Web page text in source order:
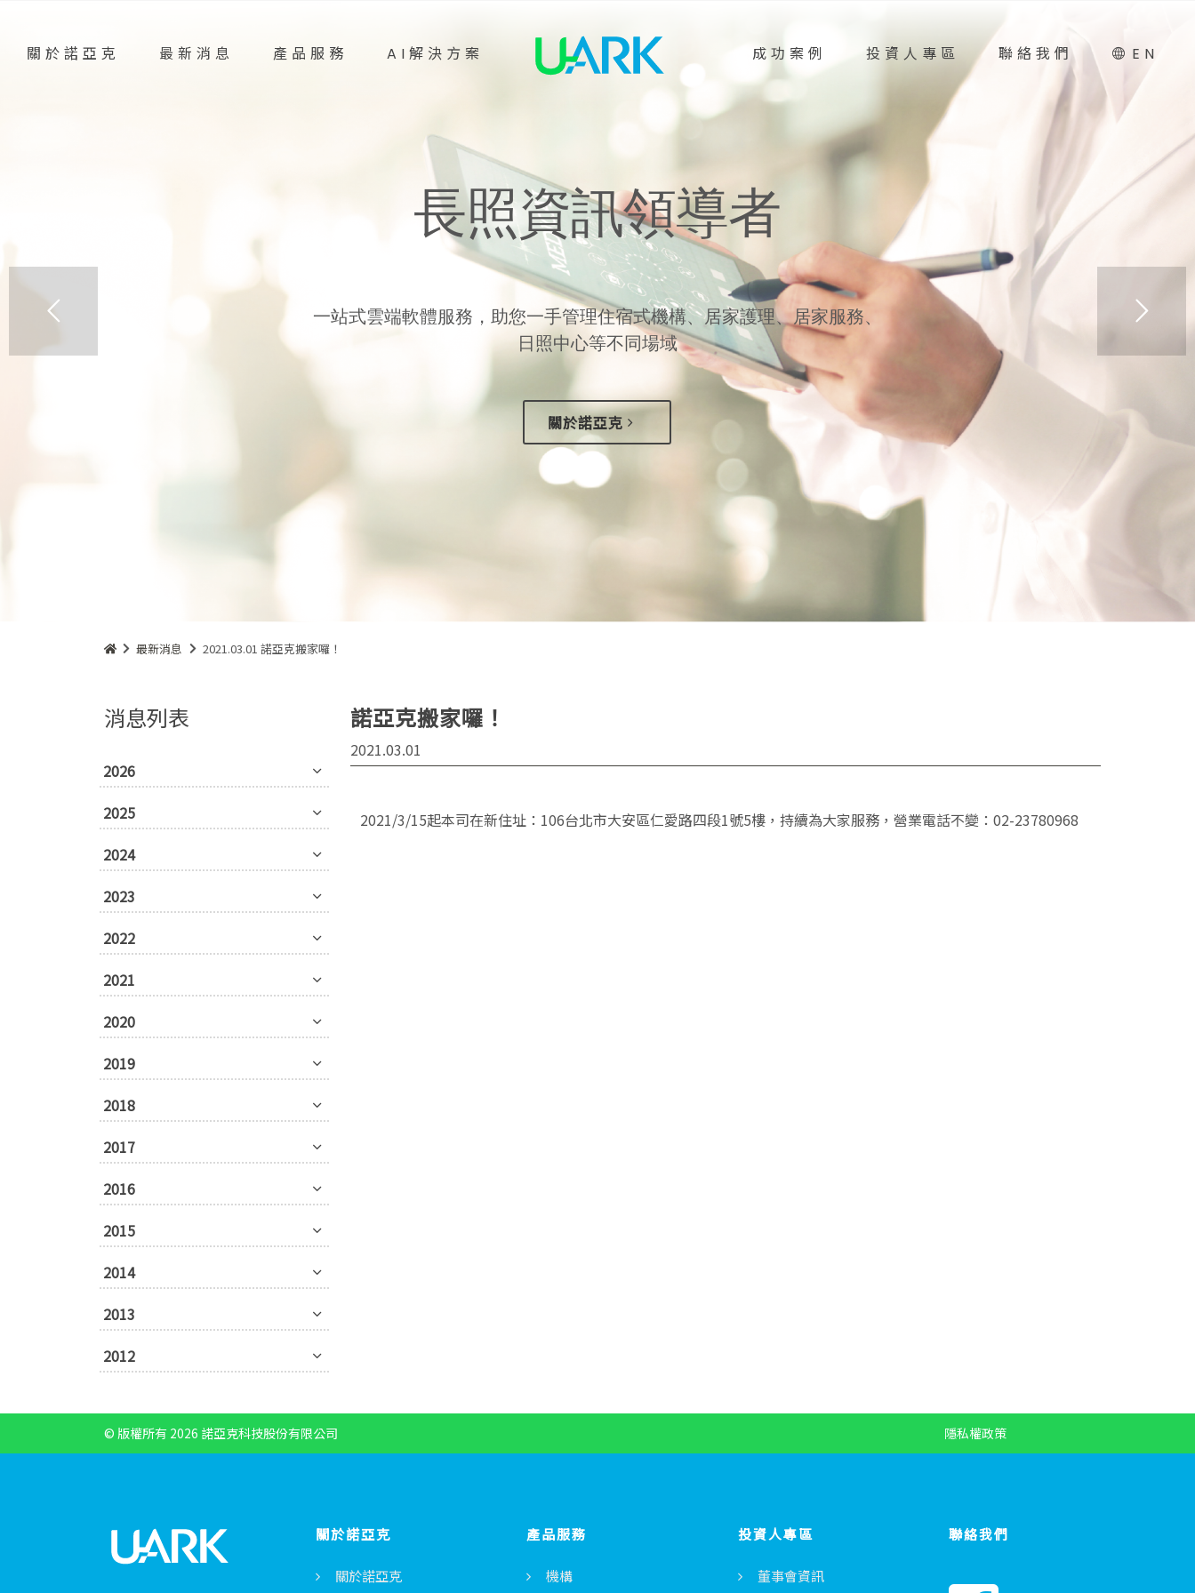
關於諾亞克 最新消息 產品服務 AI解決方案 成功案例 投資人專區 聯絡我們 EN
長照資訊領導者
一站式雲端軟體服務，助您一手管理住宿式機構、居家護理、居家服務、
日照中心等不同場域
關於諾亞克
最新消息 2021.03.01 諾亞克搬家囉！
諾亞克搬家囉！
2021.03.01
2021/3/15起本司在新住址：106台北市大安區仁愛路四段1號5樓，持續為大家服務，營業電話不變：02-23780968
消息列表
2026
2025
2024
2023
2022
2021
2020
2019
2018
2017
2016
2015
2014
2013
2012
© 版權所有 2026 諾亞克科技股份有限公司 隱私權政策
關於諾亞克
關於諾亞克
產品服務
機構
投資人專區
董事會資訊
聯絡我們